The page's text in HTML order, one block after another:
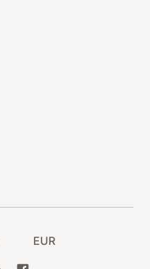
EUR